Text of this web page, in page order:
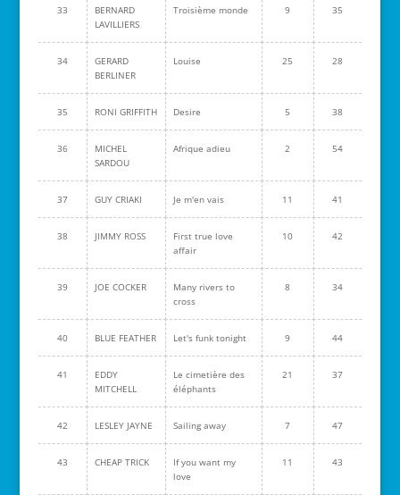
33
BERNARD
LAVILLIERS
Troisième monde 9 35
34
GERARD
BERLINER
Louise 25 28
35 RONI GRIFFITH Desire 5 38
36
MICHEL
SARDOU
Afrique adieu 2 54
37 GUY CRIAKI Je m'en vais 11 41
38 JIMMY ROSS
First true love
affair
10 42
39 JOE COCKER
Many rivers to
cross
8 34
40 BLUE FEATHER Let's funk tonight 9 44
41
EDDY
MITCHELL
Le cimetière des
éléphants
21 37
42 LESLEY JAYNE Sailing away 7 47
43 CHEAP TRICK
If you want my
love
11 43